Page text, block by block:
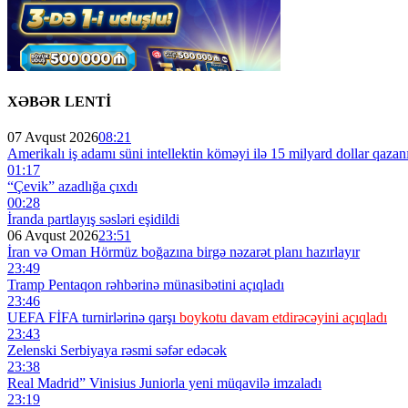
XƏBƏR LENTİ
07 Avqust 202608:21
Amerikalı iş adamı süni intellektin köməyi ilə 15 milyard dollar
01:17
“Çevik” azadlığa çıxdı
00:28
İranda partlayış səsləri eşidildi
06 Avqust 202623:51
İran və Oman Hörmüz boğazına birgə nəzarət planı hazırlayır
23:49
Tramp Pentaqon rəhbərinə münasibətini açıqladı
23:46
UEFA FİFA turnirlərinə qarşı boykotu davam etdirəcəyini açıqladı
23:43
Zelenski Serbiyaya rəsmi səfər edəcək
23:38
Real Madrid” Vinisius Juniorla yeni müqavilə imzaladı
23:19